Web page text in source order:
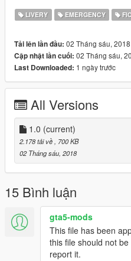
LIVERY EMERGENCY
Tải lên lần đầu: 02 Tháng sáu, 2018
Cập nhật lần cuối: 02 Tháng sáu,
Last Downloaded: 1 ngày trước
All Versions
1.0 (current)
2.178 tải về
, 700 KB
02 Tháng sáu, 2018
15 Bình luận
gta5-mods
This file has been
this file should not
report it.